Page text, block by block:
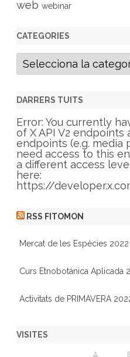
web webinar
CATEGORIES
C
t
g
r
i
e
s
DARRERS TUITS
Error: You currently
of X API V2 endpoints
endpoints (e.g. media
need access to this
a different access
here:
https://
RSS FITOMON
Mercat de les Espècies 2022
Curs Etnobotánica Aplicada
Activitats de PRIMAVERA
VISITES